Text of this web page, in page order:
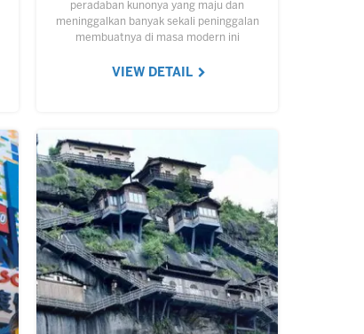
peradaban kunonya yang maju dan
meninggalkan banyak sekali peninggalan
membuatnya di masa modern ini
unik dan menarik. Anda…
VIEW DETAIL